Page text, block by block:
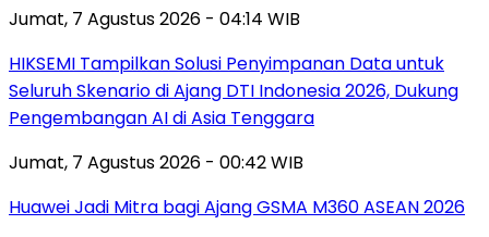
Jumat, 7 Agustus 2026 - 04:14 WIB
HIKSEMI Tampilkan Solusi Penyimpanan Data untuk
Seluruh Skenario di Ajang DTI Indonesia 2026, Dukung
Pengembangan AI di Asia Tenggara
Jumat, 7 Agustus 2026 - 00:42 WIB
Huawei Jadi Mitra bagi Ajang GSMA M360 ASEAN 2026